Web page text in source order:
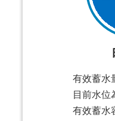
有效蓄水
目前水位
有效蓄水